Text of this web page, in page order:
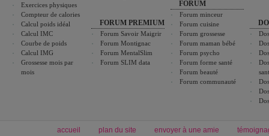
Exercices physiques
Compteur de calories
Calcul poids idéal
Calcul IMC
Courbe de poids
Calcul IMG
Grossesse mois par
mois
FORUM PREMIUM
Forum Savoir Maigrir
Forum Montignac
Forum MentalSlim
Forum SLIM data
FORUM
Forum minceur
Forum cuisine
Forum grossesse
Forum maman bébé
Forum psycho
Forum forme santé
Forum beauté
Forum communauté
accueil plan du site envoyer à une amie